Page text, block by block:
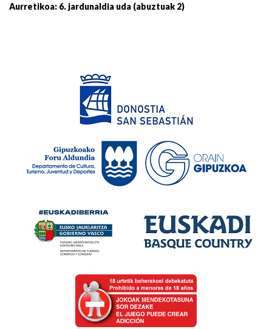
Aurretikoa: 6. jardunaldia uda (abuztuak 2)